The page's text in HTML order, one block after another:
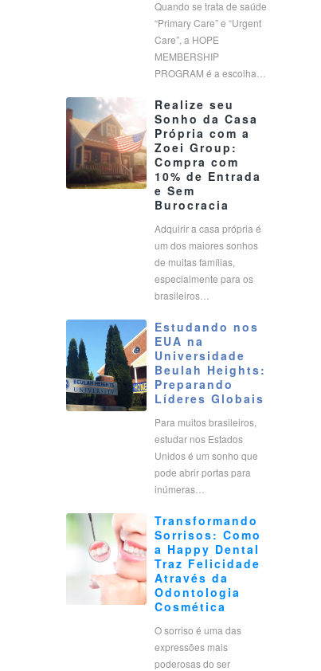
Quando se trata de saúde
“Primary Care” e “Urgent
Care”, a HOPE
MEMBERSHIP
PROGRAM é a escolha…
Realize seu
Sonho da Casa
Própria com a
Zoei Group:
Compra com
10% de Entrada
e Sem
Burocracia
Adquirir a casa própria é
um dos maiores sonhos
de muitas famílias,
especialmente para os
brasileiros…
Estudando nos
EUA na
Universidade
Beulah Heights:
Preparando
Líderes Globais
Para muitos brasileiros,
estudar nos Estados
Unidos é um sonho que
pode abrir portas para
inúmeras…
Transformando
Sorrisos: Como
a Happy Dental
Traz Felicidade
Através da
Odontologia
Cosmética
O sorriso é uma das
expressões mais
poderosas do ser